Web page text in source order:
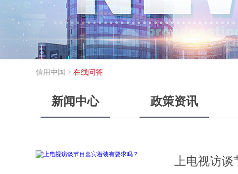
信用中国 > 在线问答
新闻中心 政策资讯
上电视访